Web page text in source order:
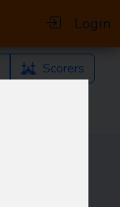
Login
Scorers